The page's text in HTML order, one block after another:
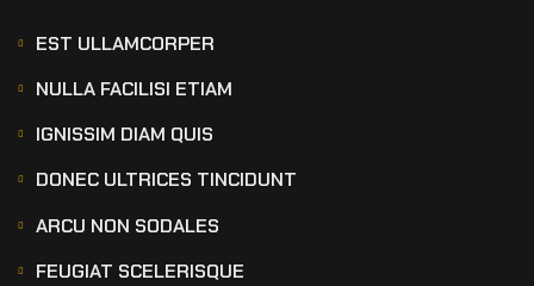
EST ULLAMCORPER
NULLA FACILISI ETIAM
IGNISSIM DIAM QUIS
DONEC ULTRICES TINCIDUNT
ARCU NON SODALES
FEUGIAT SCELERISQUE